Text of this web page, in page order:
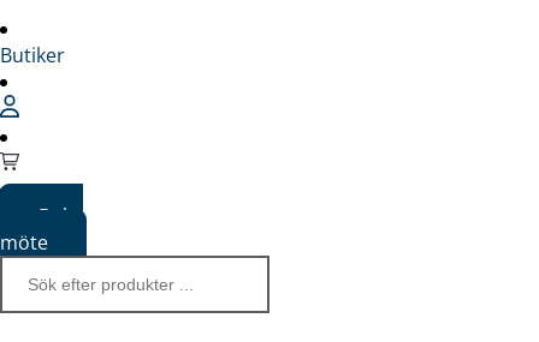
Butiker
Boka
möte